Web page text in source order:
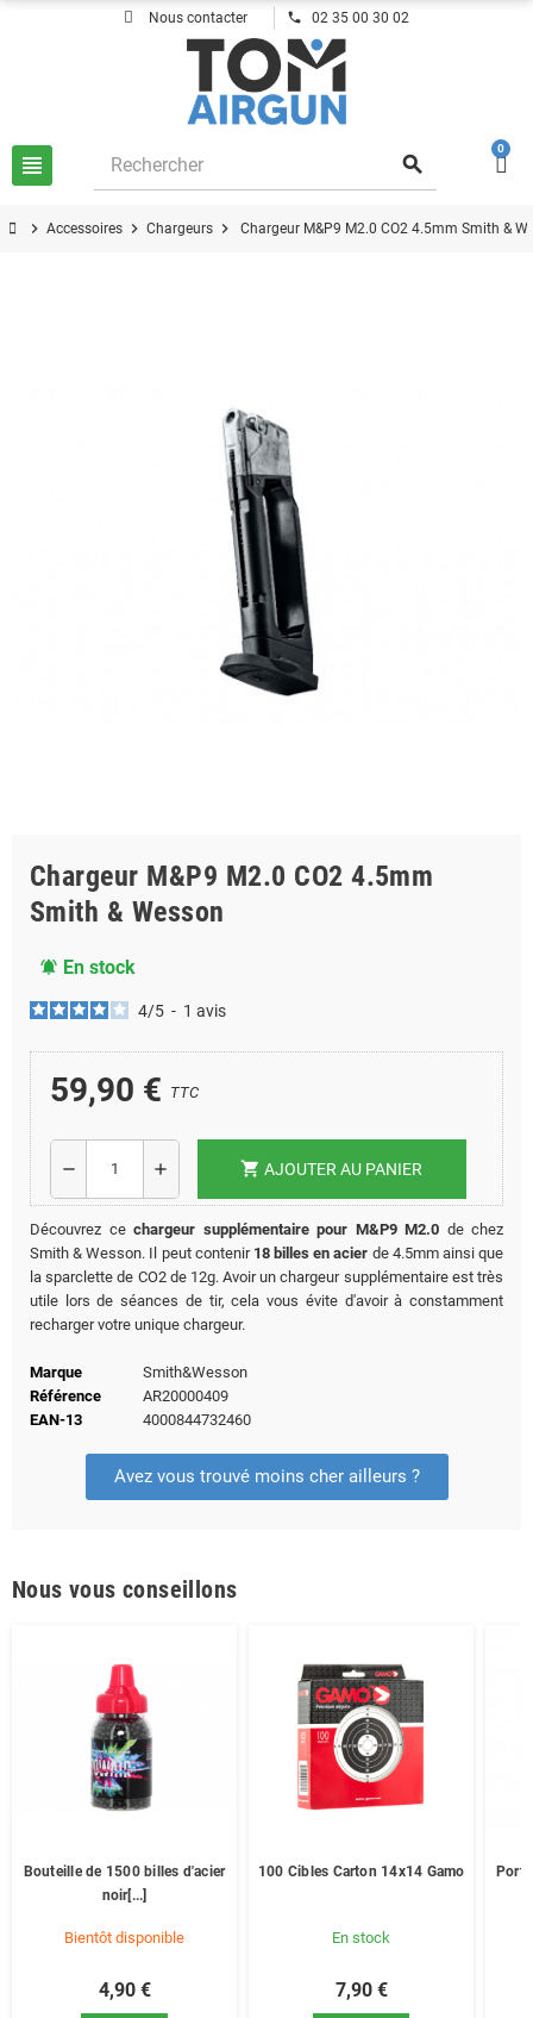
Nous contacter phone 02 35 00 30 02
view_headline search
0
chevron_right Accessoires chevron_right Chargeurs chevron_right Chargeur M&P9 M2.0 CO2 4.5mm Smith &
Chargeur M&P9 M2.0 CO2 4.5mm
Smith & Wesson
notifications_active En stock
4/5 - 1 avis
59,90 € TTC
remove add shopping_cart AJOUTER AU PANIER
Découvrez ce chargeur supplémentaire pour M&P9 M2.0 de chez
Smith & Wesson. Il peut contenir 18 billes en acier de 4.5mm ainsi que
la sparclette de CO2 de 12g. Avoir un chargeur supplémentaire est très
utile lors de séances de tir, cela vous évite d'avoir à constamment
recharger votre unique chargeur.
Marque
Smith&Wesson
Référence
AR20000409
EAN-13
4000844732460
Avez vous trouvé moins cher ailleurs ?
Nous vous conseillons
Bouteille de 1500 billes d'acier
noir[...]
Bientôt disponible
4,90 €
100 Cibles Carton 14x14 Gamo
En stock
7,90 €